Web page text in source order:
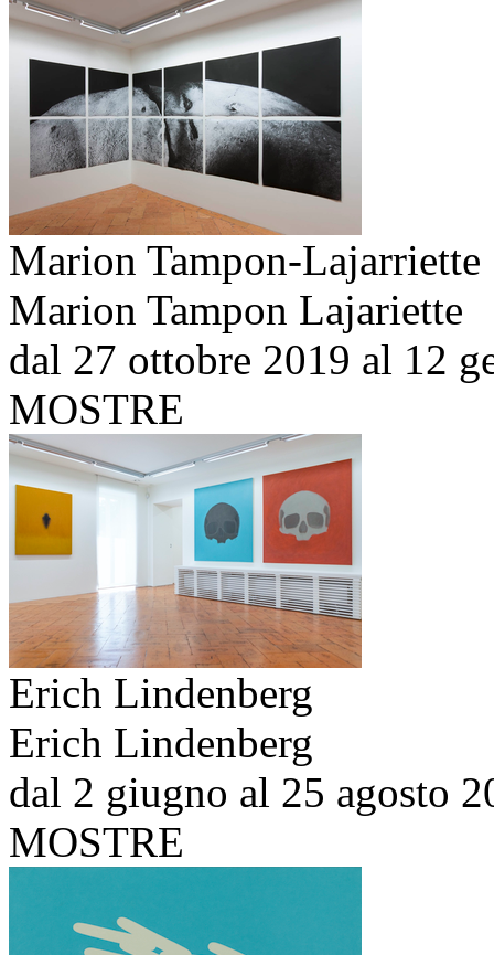
Marion Tampon-Lajarriette
Marion Tampon Lajariette
dal 27 ottobre 2019 al 12
MOSTRE
Erich Lindenberg
Erich Lindenberg
dal 2 giugno al 25 agosto
MOSTRE